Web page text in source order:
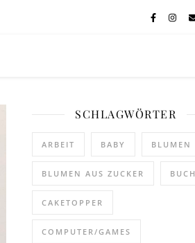
SCHLAGWÖRTER
ARBEIT BABY BLUMEN
BLUMEN AUS ZUCKER BUCH
CAKETOPPER
COMPUTER/GAMES